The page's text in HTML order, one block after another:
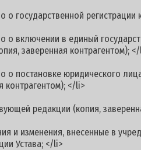
государственной регистрации
включении в единый
заверенная контрагентом);
постановке юридического лица
контрагентом); </li>
редакции (копия,
изменения, внесенные в
Устава; </li>